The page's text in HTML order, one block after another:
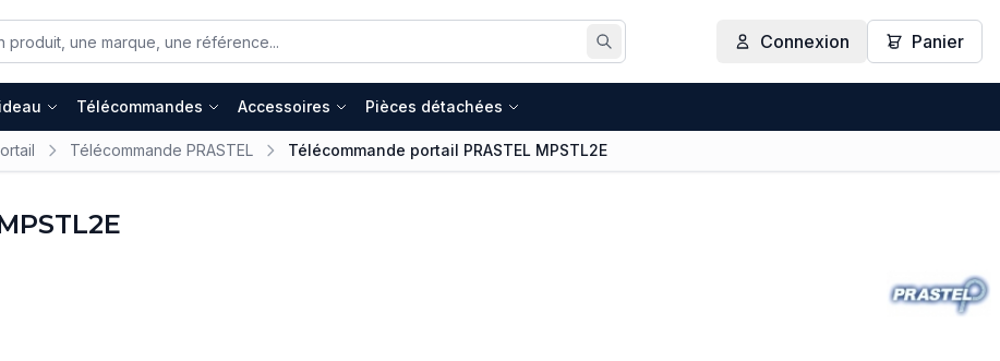
Rechercher
Connexion Panier
Télécommandes Accessoires Pièces détachées
Télécommande PRASTEL Télécommande portail PRASTEL MPSTL2E